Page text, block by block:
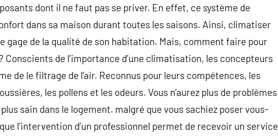
dont il ne faut pas se priver. En effet, ce système de
dans sa maison durant toutes les saisons. Ainsi, climatiser
gage de la qualité de son habitation. Mais, comment faire pour
de l’importance d’une climatisation, les concepteurs
de le filtrage de l’air. Reconnus pour leurs compétences, les
les pollens et les odeurs. Vous n’aurez plus de problèmes
sain dans le logement. malgré que vous sachiez poser vous-
l’intervention d’un professionnel permet de recevoir un service